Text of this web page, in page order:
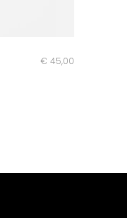
€ 45,00